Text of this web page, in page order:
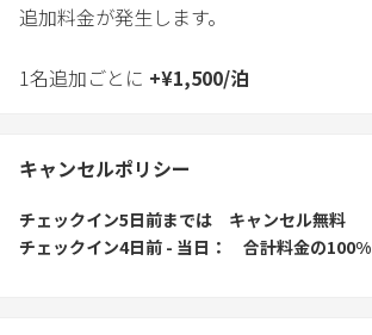
追加料金が発生します。
1名追加ごとに +¥1,500/泊
キャンセルポリシー
チェックイン5日前までは
キャンセル無料
チェックイン4日前 - 当日
合計料金の100%